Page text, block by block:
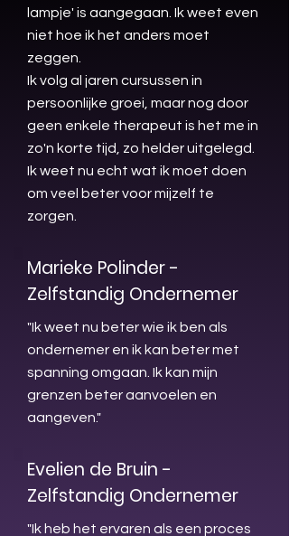
lampje' is aangegaan. Ik weet even
niet hoe ik het anders moet
zeggen.
Ik volg al jaren cursussen in
persoonlijke groei, maar nog door
geen enkele therapeut is het me in
zo'n korte tijd, zo helder uitgelegd.
Ik weet nu echt wat ik moet doen
om veel beter voor mijzelf te
zorgen.
Marieke Polinder -
Zelfstandig Ondernemer
"Ik weet nu beter wie ik ben als
ondernemer en ik kan beter met
spanning omgaan. Ik kan mijn
grenzen beter aanvoelen en
aangeven."
Evelien de Bruin -
Zelfstandig Ondernemer
"Ik heb het ervaren als een proces